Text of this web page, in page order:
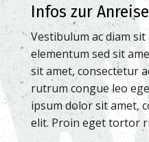
Infos zur
Vestibulum ac diam
elementum sed sit
sit amet, consectetur
rutrum congue leo
ipsum dolor sit amet,
elit. Proin eget tortor